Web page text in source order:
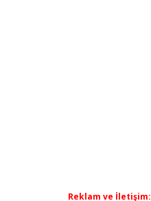
Reklam ve İletişim: